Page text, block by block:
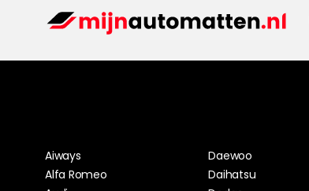
Aiways
Alfa Romeo
Daewoo
Daihatsu